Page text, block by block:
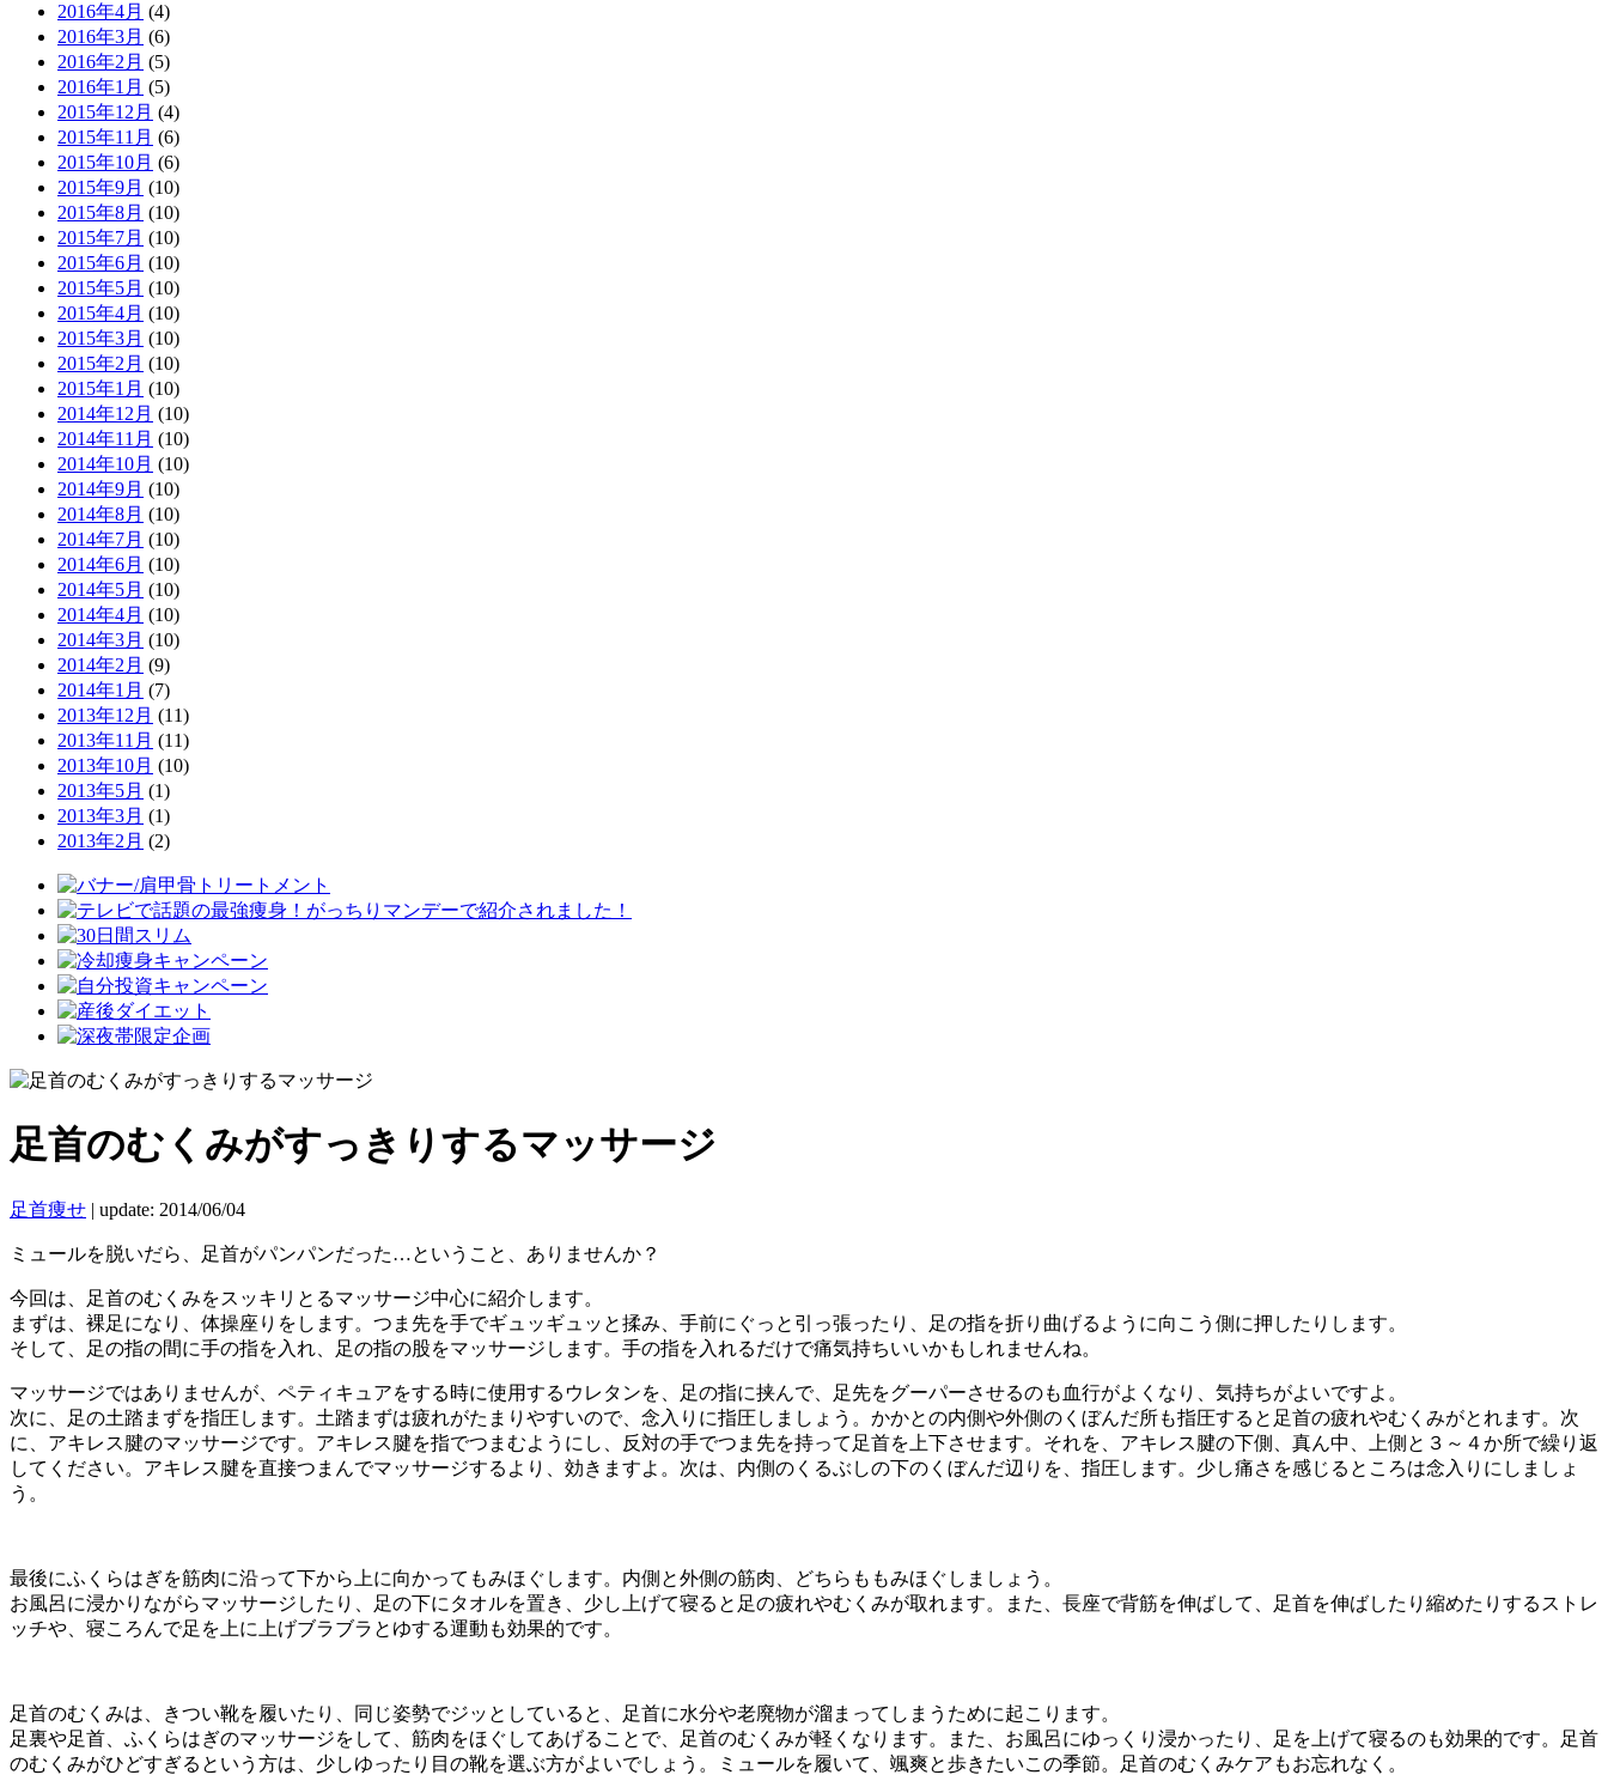
2016年4月 (4)
2016年3月 (6)
2016年2月 (5)
2016年1月 (5)
2015年12月 (4)
2015年11月 (6)
2015年10月 (6)
2015年9月 (10)
2015年8月 (10)
2015年7月 (10)
2015年6月 (10)
2015年5月 (10)
2015年4月 (10)
2015年3月 (10)
2015年2月 (10)
2015年1月 (10)
2014年12月 (10)
2014年11月 (10)
2014年10月 (10)
2014年9月 (10)
2014年8月 (10)
2014年7月 (10)
2014年6月 (10)
2014年5月 (10)
2014年4月 (10)
2014年3月 (10)
2014年2月 (9)
2014年1月 (7)
2013年12月 (11)
2013年11月 (11)
2013年10月 (10)
2013年5月 (1)
2013年3月 (1)
2013年2月 (2)
足首のむくみがすっきりするマッサージ
足首痩せ | update: 2014/06/04
ミュールを脱いだら、足首がパンパンだった…ということ、ありませんか？
今回は、足首のむくみをスッキリとるマッサージ中心に紹介します。
まずは、裸足になり、体操座りをします。つま先を手でギュッギュッと揉み、手前にぐっと引っ張ったり、足の指を折り曲げるように向こう側に押したりします。
そして、足の指の間に手の指を入れ、足の指の股をマッサージします。手の指を入れるだけで痛気持ちいいかもしれませんね。
マッサージではありませんが、ペティキュアをする時に使用するウレタンを、足の指に挟んで、足先をグーパーさせるのも血行がよくなり、気持ちがよいですよ。
次に、足の土踏まずを指圧します。土踏まずは疲れがたまりやすいので、念入りに指圧しましょう。かかとの内側や外側のくぼんだ所も指圧すると足首の疲れやむくみがとれます。次
に、アキレス腱のマッサージです。アキレス腱を指でつまむようにし、反対の手でつま先を持って足首を上下させます。それを、アキレス腱の下側、真ん中、上側と３～４か所で繰り返
してください。アキレス腱を直接つまんでマッサージするより、効きますよ。次は、内側のくるぶしの下のくぼんだ辺りを、指圧します。少し痛さを感じるところは念入りにしましょ
う。
最後にふくらはぎを筋肉に沿って下から上に向かってもみほぐします。内側と外側の筋肉、どちらももみほぐしましょう。
お風呂に浸かりながらマッサージしたり、足の下にタオルを置き、少し上げて寝ると足の疲れやむくみが取れます。また、長座で背筋を伸ばして、足首を伸ばしたり縮めたりするストレ
ッチや、寝ころんで足を上に上げブラブラとゆする運動も効果的です。
足首のむくみは、きつい靴を履いたり、同じ姿勢でジッとしていると、足首に水分や老廃物が溜まってしまうために起こります。
足裏や足首、ふくらはぎのマッサージをして、筋肉をほぐしてあげることで、足首のむくみが軽くなります。また、お風呂にゆっくり浸かったり、足を上げて寝るのも効果的です。足首
のむくみがひどすぎるという方は、少しゆったり目の靴を選ぶ方がよいでしょう。ミュールを履いて、颯爽と歩きたいこの季節。足首のむくみケアもお忘れなく。